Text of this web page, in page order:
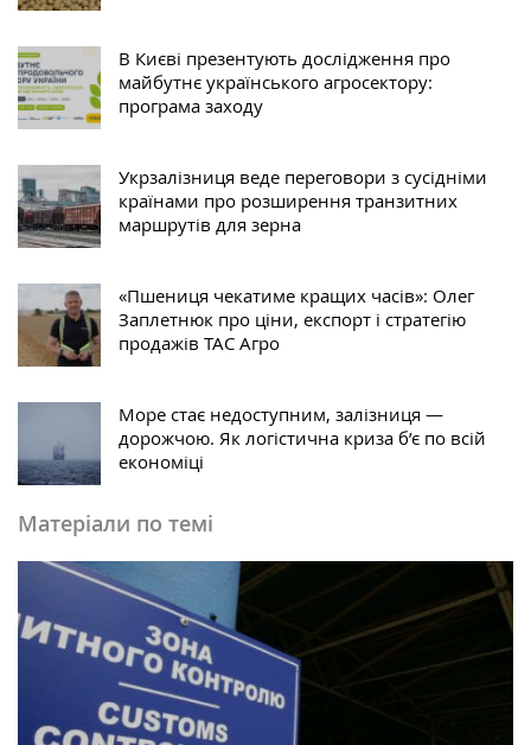
В Києві презентують дослідження про
майбутнє українського агросектору:
програма заходу
Укрзалізниця веде переговори з сусідніми
країнами про розширення транзитних
маршрутів для зерна
«Пшениця чекатиме кращих часів»: Олег
Заплетнюк про ціни, експорт і стратегію
продажів ТАС Агро
Море стає недоступним, залізниця —
дорожчою. Як логістична криза б’є по всій
економіці
Матеріали по темі